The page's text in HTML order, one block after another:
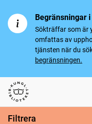
Begränsningar
Sökträffar som är
omfattas av
tjänsten när du
begränsningen.
Svenska tidningar
Filtrera